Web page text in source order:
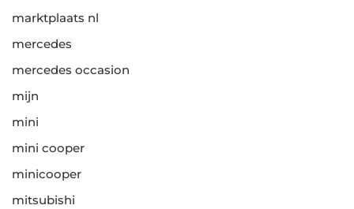
marktplaats nl
mercedes
mercedes occasion
mijn
mini
mini cooper
minicooper
mitsubishi